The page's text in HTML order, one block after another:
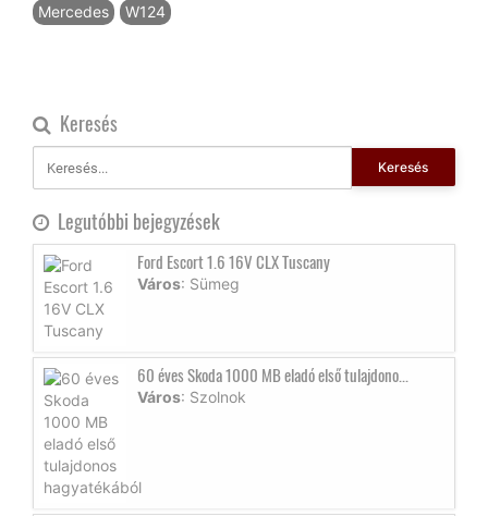
Mercedes W124
Keresés
Keresés
Legutóbbi bejegyzések
Ford Escort 1.6 16V CLX Tuscany
Város: Sümeg
60 éves Skoda 1000 MB eladó első tulajdono...
Város: Szolnok